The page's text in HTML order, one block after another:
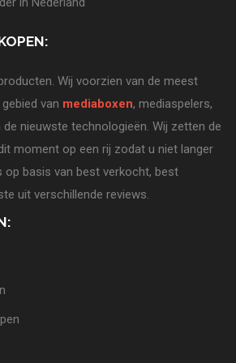
Wij voorzien van de meest
van mediaboxen, mediaspelers,
nieuwste technologieën. Wij zetten de
moment op een rij zodat u niet langer
basis van best verkocht, best
uit verschillende reviews.